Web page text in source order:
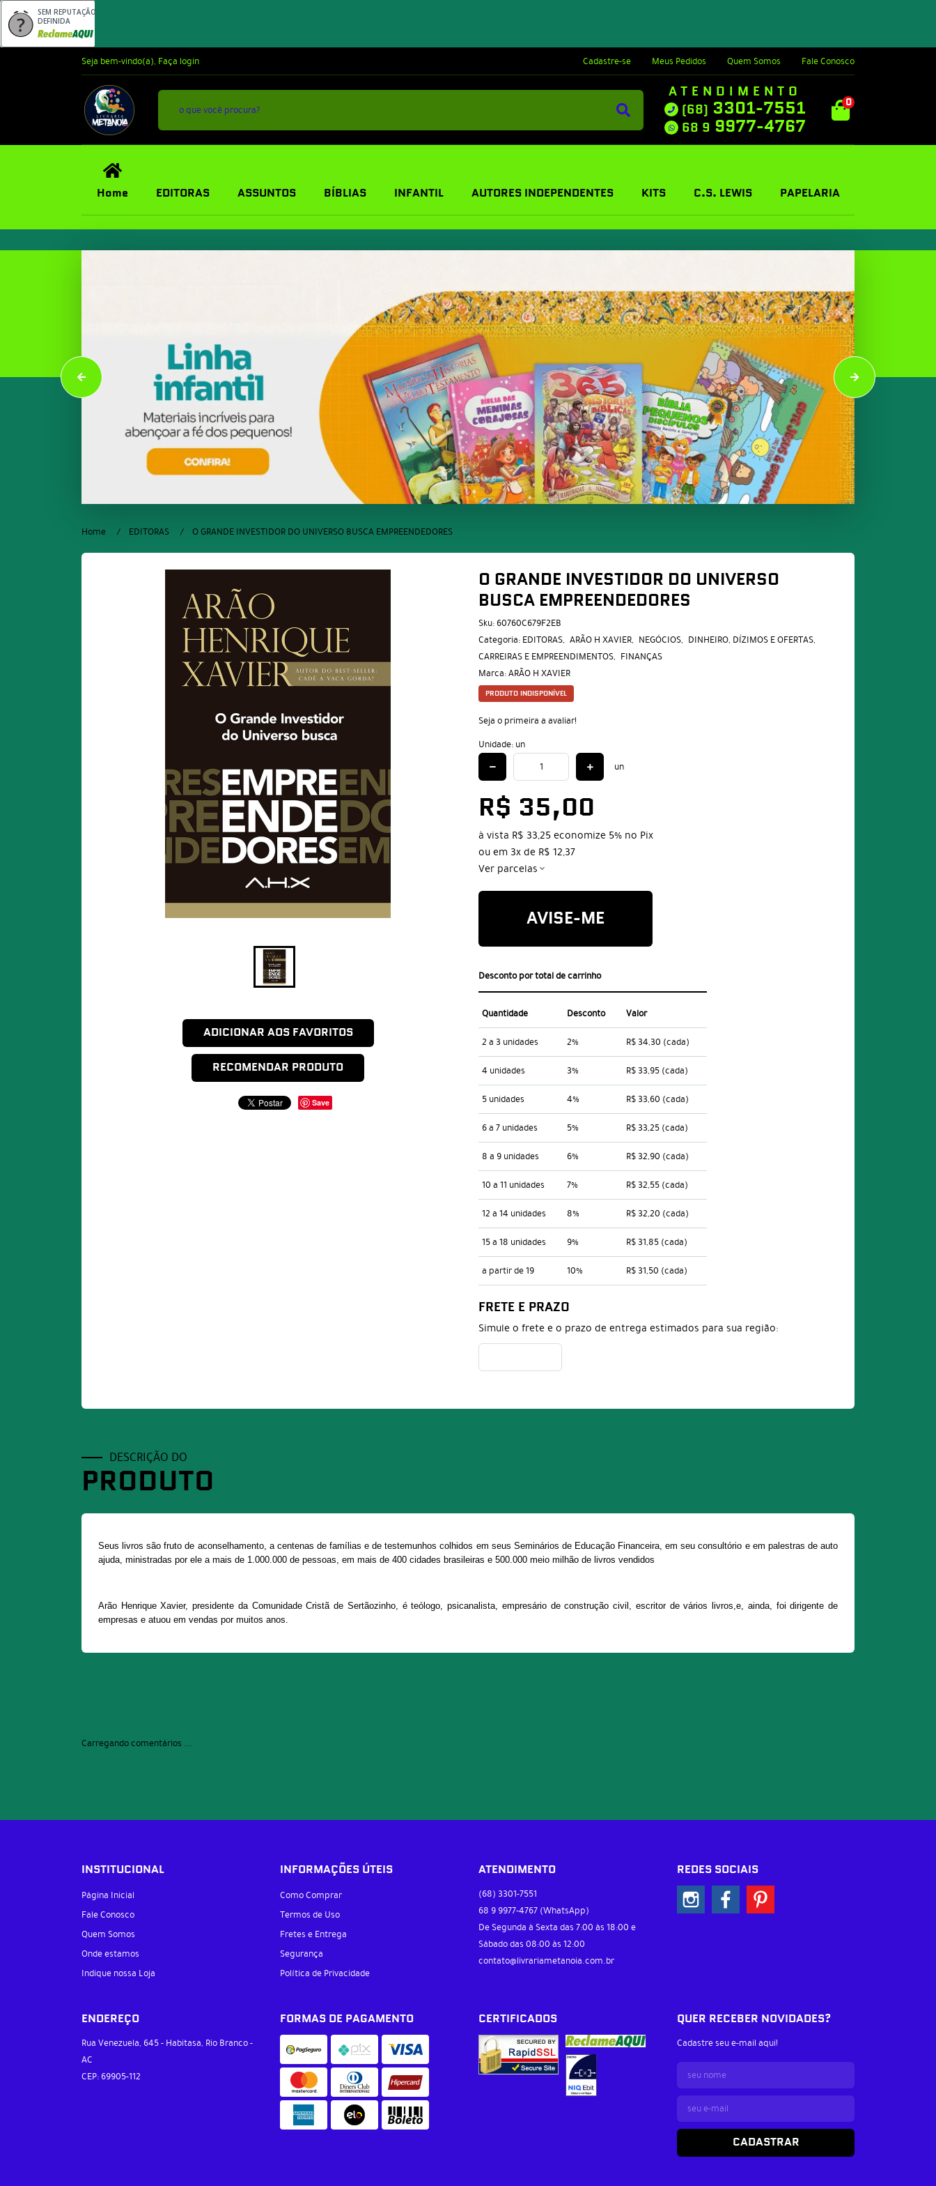
SEM REPUTAÇÃO
DEFINIDA
Seja bem-vindo(a), Faça login Cadastre-se Meus Pedidos Quem Somos Fale Conosco
ATENDIMENTO
(68) 3301-7551
68 9 9977-4767
0
Home EDITORAS ASSUNTOS BÍBLIAS INFANTIL AUTORES INDEPENDENTES KITS C.S. LEWIS PAPELARIA
Home EDITORAS O GRANDE INVESTIDOR DO UNIVERSO BUSCA EMPREENDEDORES
ADICIONAR AOS FAVORITOS
RECOMENDAR PRODUTO
Save
O GRANDE INVESTIDOR DO UNIVERSO
BUSCA EMPREENDEDORES
Sku: 60760C679F2EB
Categoria: EDITORAS ARÃO H XAVIER NEGÓCIOS DINHEIRO, DÍZIMOS E OFERTAS
CARREIRAS E EMPREENDIMENTOS FINANÇAS
Marca:ARÃO H XAVIER
PRODUTO INDISPONÍVEL
Seja o primeira a avaliar!
Unidade: un
un
R$ 35,00
à vista R$ 33,25economize 5% no Pix
ou em 3xde R$ 12,37
Ver parcelas
AVISE-ME
Desconto por total de carrinho
Quantidade Desconto Valor
2 a 3 unidades 2% R$ 34,30 (cada)
4 unidades 3% R$ 33,95 (cada)
5 unidades 4% R$ 33,60 (cada)
6 a 7 unidades 5% R$ 33,25 (cada)
8 a 9 unidades 6% R$ 32,90 (cada)
10 a 11 unidades 7% R$ 32,55 (cada)
12 a 14 unidades 8% R$ 32,20 (cada)
15 a 18 unidades 9% R$ 31,85 (cada)
a partir de 19 10% R$ 31,50 (cada)
FRETE E PRAZO
Simule o frete e o prazo de entrega estimados para sua região:
DESCRIÇÃO DO
PRODUTO
Seus livros são fruto de aconselhamento, a centenas de famílias e de testemunhos colhidos em seus Seminários de Educação Financeira, em seu consultório e em palestras de auto
ajuda, ministradas por ele a mais de 1.000.000 de pessoas, em mais de 400 cidades brasileiras e 500.000 meio milhão de livros vendidos
Arão Henrique Xavier, presidente da Comunidade Cristã de Sertãozinho, é teólogo, psicanalista, empresário de construção civil, escritor de vários livros,e, ainda, foi dirigente de
empresas e atuou em vendas por muitos anos.
Carregando comentários ...
INSTITUCIONAL
Página Inicial
Fale Conosco
Quem Somos
Onde estamos
Indique nossa Loja
INFORMAÇÕES ÚTEIS
Como Comprar
Termos de Uso
Fretes e Entrega
Segurança
Política de Privacidade
ATENDIMENTO
(68) 3301-7551
68 9 9977-4767 (WhatsApp)
De Segunda à Sexta das 7:00 às 18:00 e
Sábado das 08:00 às 12:00
contato@livrariametanoia.com.br
REDES SOCIAIS
ENDEREÇO
Rua Venezuela, 645- Habitasa, Rio Branco-
AC
CEP: 69905-112
FORMAS DE PAGAMENTO CERTIFICADOS QUER RECEBER NOVIDADES?
Cadastre seu e-mail aqui!
CADASTRAR